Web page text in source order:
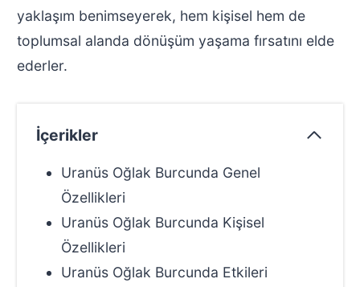
yaklaşım benimseyerek, hem kişisel hem de
toplumsal alanda dönüşüm yaşama fırsatını elde
ederler.
İçerikler
Uranüs Oğlak Burcunda Genel
Özellikleri
Uranüs Oğlak Burcunda Kişisel
Özellikleri
Uranüs Oğlak Burcunda Etkileri